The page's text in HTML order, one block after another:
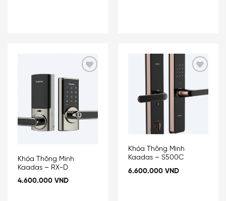
Khóa Thông Minh
Kaadas – RX-D
4.600.000 VND
wishlist
Khóa Thông Minh
Kaadas – S500C
6.600.000 VND